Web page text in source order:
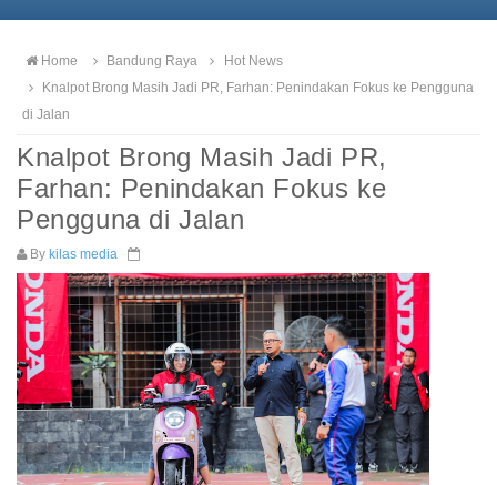
Home Bandung Raya
Hot News
Knalpot Brong Masih Jadi PR, Farhan: Penindakan Fokus ke Pengguna
di Jalan
Knalpot Brong Masih Jadi PR,
Farhan: Penindakan Fokus ke
Pengguna di Jalan
By kilas media